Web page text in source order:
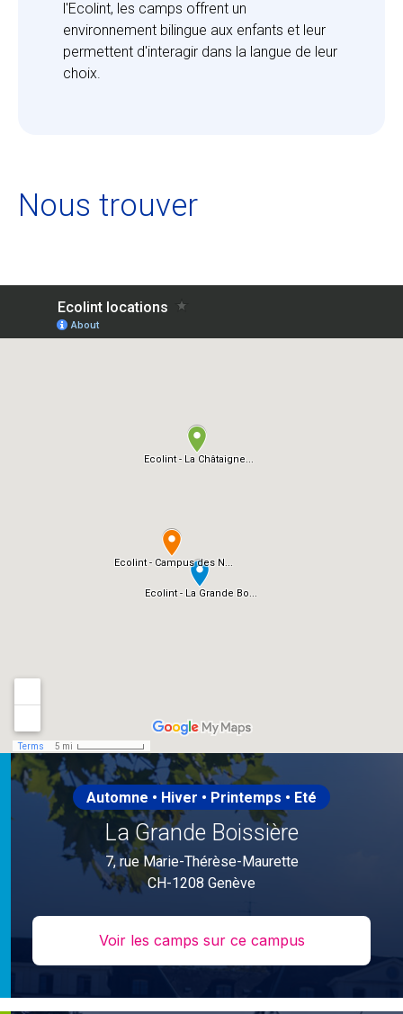
l'Ecolint, les camps offrent un
environnement bilingue aux enfants et leur
permettent d'interagir dans la langue de leur
choix.
Nous trouver
Automne • Hiver • Printemps • Eté
La Grande Boissière
7, rue Marie-Thérèse-Maurette
CH-1208 Genève
Voir les camps sur ce campus